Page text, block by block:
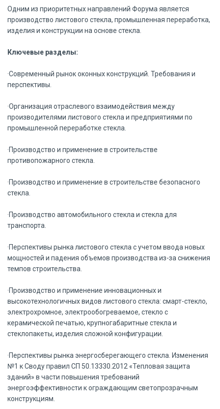
Одним из приоритетных направлений Форума является
производство листового стекла, промышленная переработка,
изделия и конструкции на основе стекла.
Ключевые разделы:
·Современный рынок оконных конструкций. Требования и
перспективы.
·Организация отраслевого взаимодействия между
производителями листового стекла и предприятиями по
промышленной переработке стекла.
·Производство и применение в строительстве
противопожарного стекла.
·Производство и применение в строительстве безопасного
стекла.
·Производство автомобильного стекла и стекла для
транспорта.
·Перспективы рынка листового стекла с учетом ввода новых
мощностей и падения объемов производства из-за снижения
темпов строительства.
·Производство и применение инновационных и
высокотехнологичных видов листового стекла: смарт-стекло,
электрохромное, электрообогреваемое, стекло с
керамической печатью, крупногабаритные стекла и
стеклопакеты, изделия сложной конфигурации.
·Перспективы рынка энергосберегающего стекла. Изменения
№1 к Своду правил СП 50.13330.2012 «Тепловая защита
зданий» в части повышения требований
энергоэффективности к ограждающим светопрозрачным
конструкциям.